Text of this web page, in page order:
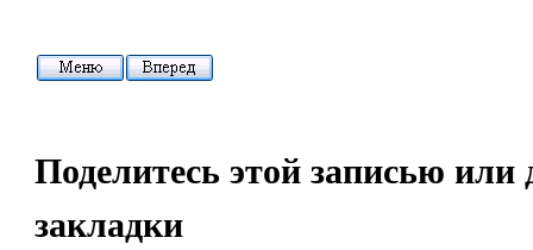
Поделитесь этой записью или
закладки